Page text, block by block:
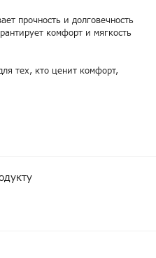
прочность и долговечность
комфорт и мягкость
тех, кто ценит комфорт,